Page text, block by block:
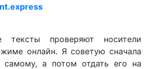
проверяют носители
онлайн. Я советую сначала
самому, а потом отдать его на